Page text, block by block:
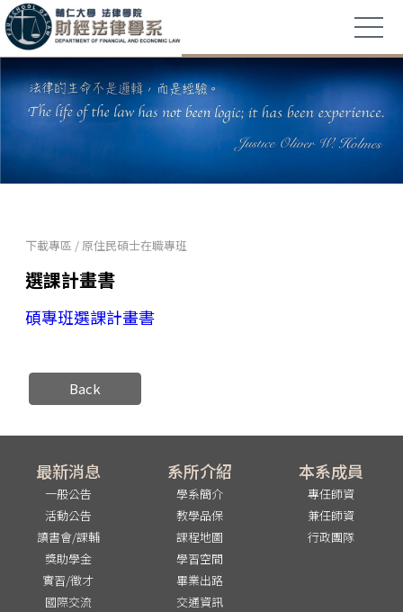
下載專區 / 原住民碩士在職專班
選課計畫書
碩專班選課計畫書
Back
最新消息
一般公告
活動公告
讀書會/課輔
獎助學金
實習/徵才
國際交流
系所介紹
學系簡介
教學品保
課程地圖
學習空間
畢業出路
交通資訊
本系成員
專任師資
兼任師資
行政團隊